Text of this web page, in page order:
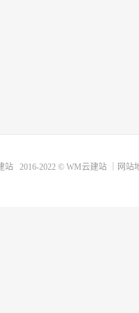
站2016-2022 © WM云建站｜ 网站